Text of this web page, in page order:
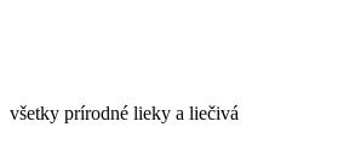
všetky prírodné lieky a liečivá